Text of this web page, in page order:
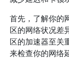
首先，了解你的
区的网络状况差
区的加速器至关
来检查你的网络